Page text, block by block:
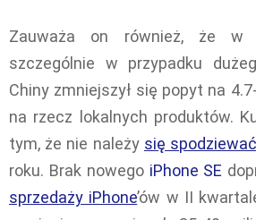
Zauważa on również, że w
szczególnie w przypadku
Chiny zmniejszył się popyt na
na rzecz lokalnych produktów.
tym, że nie należy się spodziewać
roku. Brak nowego iPhone SE
sprzedaży iPhone’ów w II